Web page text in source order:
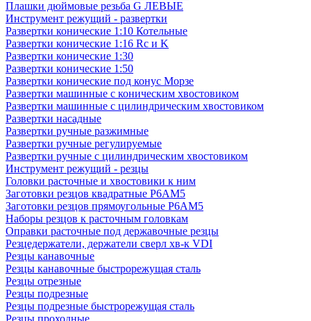
Плашки дюймовые резьба G ЛЕВЫЕ
Инструмент режущий - развертки
Развертки конические 1:10 Котельные
Развертки конические 1:16 Rc и K
Развертки конические 1:30
Развертки конические 1:50
Развертки конические под конус Морзе
Развертки машинные с коническим хвостовиком
Развертки машинные с цилиндрическим хвостовиком
Развертки насадные
Развертки ручные разжимные
Развертки ручные регулируемые
Развертки ручные с цилиндрическим хвостовиком
Инструмент режущий - резцы
Головки расточные и хвостовики к ним
Заготовки резцов квадратные Р6АМ5
Заготовки резцов прямоугольные Р6АМ5
Наборы резцов к расточным головкам
Оправки расточные под державочные резцы
Резцедержатели, держатели сверл хв-к VDI
Резцы канавочные
Резцы канавочные быстрорежущая сталь
Резцы отрезные
Резцы подрезные
Резцы подрезные быстрорежущая сталь
Резцы проходные